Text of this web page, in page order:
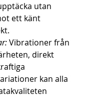
utan
ett känt
Vibrationer från
direkt
kan alla